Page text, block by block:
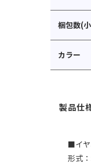
梱包数(
カラー
■イヤ
形式